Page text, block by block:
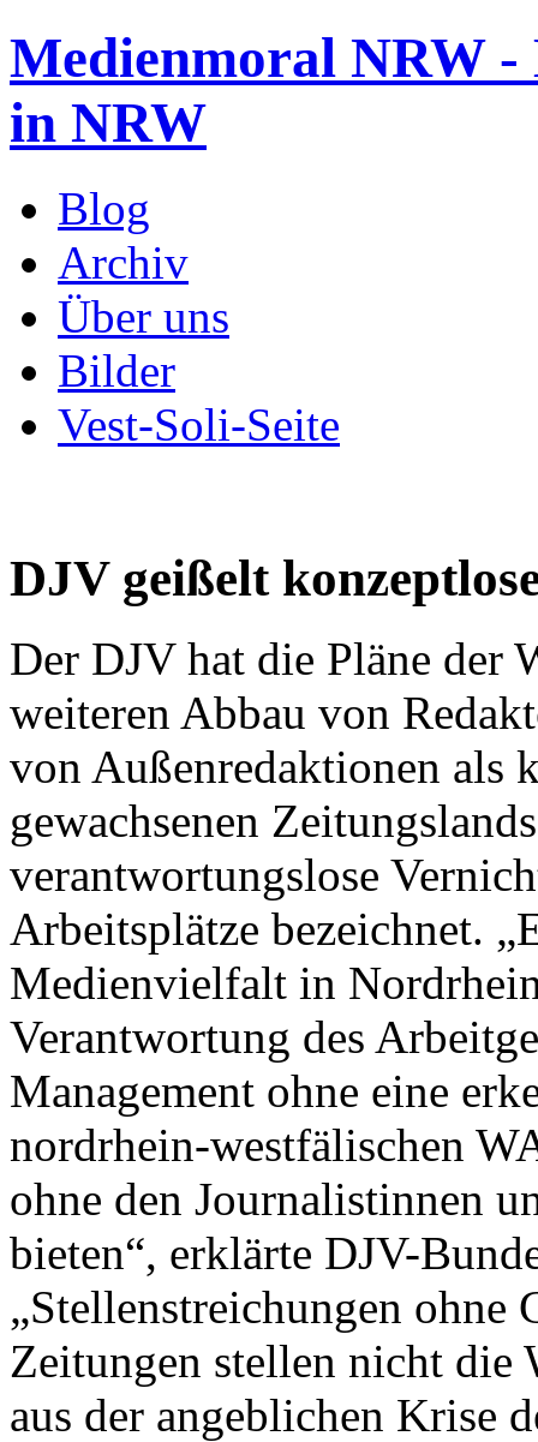
Medienmoral NRW
in NRW
Blog
Archiv
Über uns
Bilder
Vest-Soli-Seite
DJV geißelt
Der DJV hat die Pläne der
weiteren Abbau von
von Außenredaktionen als
gewachsenen
verantwortungslose
Arbeitsplätze bezeichnet.
Medienvielfalt in
Verantwortung des
Management ohne eine
nordrhein-westfälischen
ohne den Journalistinnen
bieten“, erklärte DJV-
„Stellenstreichungen ohne
Zeitungen stellen nicht die
aus der angeblichen Krise